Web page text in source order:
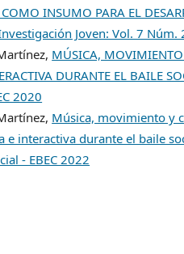
INSUMO PARA EL
Joven: Vol. 7 Núm.
MÚSICA, MOVIMIENTO
DURANTE EL BAILE
2020
Música, movimiento y
e interactiva durante el baile
- EBEC 2022